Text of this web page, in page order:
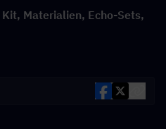
Materialien, Echo-Sets,